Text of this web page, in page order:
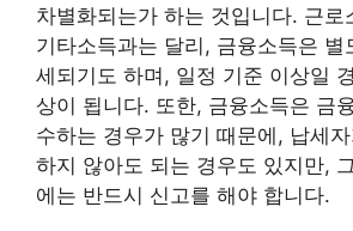
차별화되는가 하는 것입니다. 근로
기타소득과는 달리, 금융소득은 별
세되기도 하며, 일정 기준 이상일
상이 됩니다. 또한, 금융소득은 금
수하는 경우가 많기 때문에, 납세
하지 않아도 되는 경우도 있지만,
에는 반드시 신고를 해야 합니다.